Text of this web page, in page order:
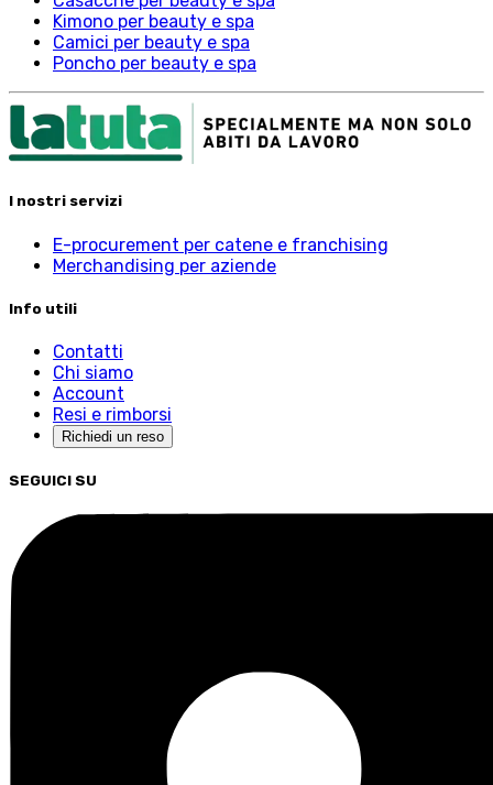
Kimono per beauty e spa
Camici per beauty e spa
Poncho per beauty e spa
I nostri servizi
E-procurement per catene e franchising
Merchandising per aziende
Info utili
Contatti
Chi siamo
Account
Resi e rimborsi
Richiedi un reso
SEGUICI SU